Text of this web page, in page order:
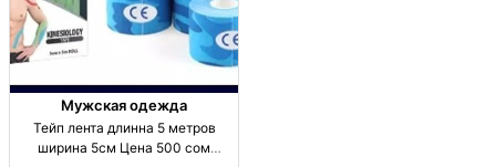
Мужская одежда
Тейп лента длинна 5 метров
ширина 5см Цена 500 сом